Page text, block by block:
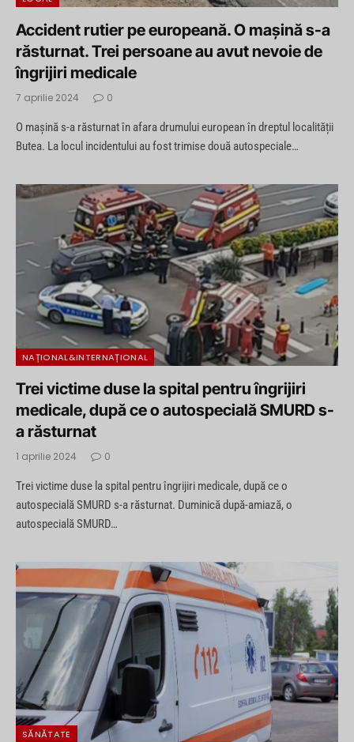
Accident rutier pe europeană. O mașină s-a
răsturnat. Trei persoane au avut nevoie de
îngrijiri medicale
7 aprilie 2024 0
O mașină s-a răsturnat în afara drumului european în dreptul localității
Butea. La locul incidentului au fost trimise două autospeciale…
NAȚIONAL&INTERNAȚIONAL
Trei victime duse la spital pentru îngrijiri
medicale, după ce o autospecială SMURD s-
a răsturnat
1 aprilie 2024 0
Trei victime duse la spital pentru îngrijiri medicale, după ce o
autospecială SMURD s-a răsturnat. Duminică după-amiază, o
autospecială SMURD…
SĂNĂTATE